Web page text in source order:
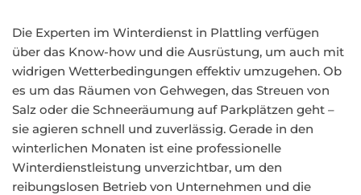
Die Experten im Winterdienst in Plattling verfügen
über das Know-how und die Ausrüstung, um auch mit
widrigen Wetterbedingungen effektiv umzugehen. Ob
es um das Räumen von Gehwegen, das Streuen von
Salz oder die Schneeräumung auf Parkplätzen geht –
sie agieren schnell und zuverlässig. Gerade in den
winterlichen Monaten ist eine professionelle
Winterdienstleistung unverzichtbar, um den
reibungslosen Betrieb von Unternehmen und die